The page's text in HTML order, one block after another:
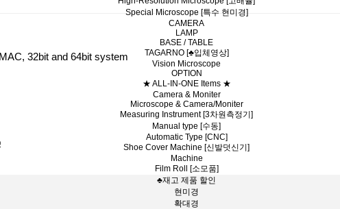
Special Microscope [특수 현미경]
CAMERA
LAMP
BASE / TABLE
TAGARNO [♣입체영상]
Vision Microscope
OPTION
★ ALL-IN-ONE Items ★
Camera & Moniter
Microscope & Camera/Moniter
Measuring Instrument [3차원측정기]
Manual type [수동]
Automatic Type [CNC]
Shoe Cover Machine [신발덧신기]
Machine
Film Roll [소모품]
♣재고 제품 할인
현미경
확대경
32bit and 64bit system